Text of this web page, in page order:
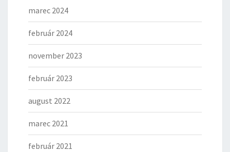
marec 2024
február 2024
november 2023
február 2023
august 2022
marec 2021
február 2021